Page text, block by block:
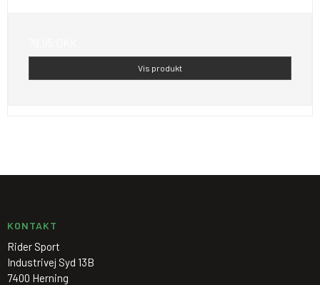
Vis produkt
KONTAKT
Rider Sport
Industrivej Syd 13B
7400 Herning